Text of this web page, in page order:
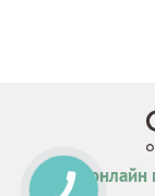
онлайн
КНОПКА
СВЯЗИ